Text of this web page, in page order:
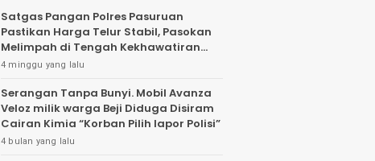
Satgas Pangan Polres Pasuruan
Pastikan Harga Telur Stabil, Pasokan
Melimpah di Tengah Kekhawatiran
Fluktuasi
4 minggu yang lalu
Serangan Tanpa Bunyi. Mobil Avanza
Veloz milik warga Beji Diduga Disiram
Cairan Kimia “Korban Pilih lapor Polisi”
4 bulan yang lalu